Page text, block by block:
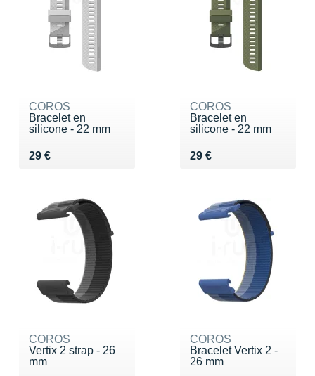
COROS
Bracelet en
silicone - 22 mm
29 €
Vendu 29 €
COROS
Bracelet en
silicone - 22 mm
29 €
Vendu 29 €
COROS
Vertix 2 strap - 26
mm
COROS
Bracelet Vertix 2 -
26 mm